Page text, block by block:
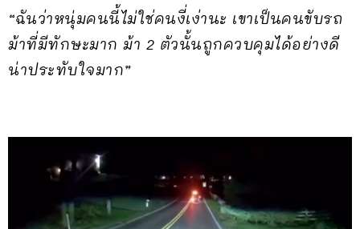
“ฉันว่าหนุ่มคนนี้ไม่ใช่คนงี่เง่านะ เขาเป็นคนขับรถ
ม้าที่มีทักษะมาก ม้า 2 ตัวนั้นถูกควบคุมได้อย่างดี
น่าประทับใจมาก”